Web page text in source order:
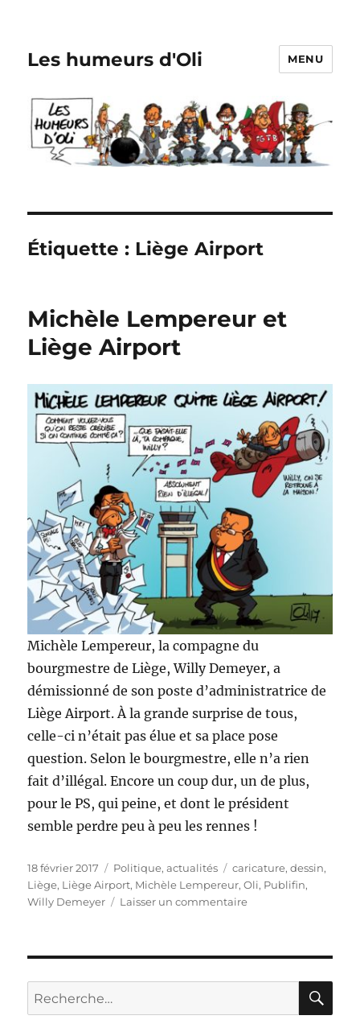
Les humeurs d'Oli MENU
Étiquette : Liège Airport
Michèle Lempereur et
Liège Airport
Michèle Lempereur, la compagne du
bourgmestre de Liège, Willy Demeyer, a
démissionné de son poste d’administratrice de
Liège Airport. À la grande surprise de tous,
celle-ci n’était pas élue et sa place pose
question. Selon le bourgmestre, elle n’a rien
fait d’illégal. Encore un coup dur, un de plus,
pour le PS, qui peine, et dont le président
semble perdre peu à peu les rennes !
Publié
le
18 février 2017 Catégories
Politique, actualités Étiquettes
caricature,dessin,
Liège, Liège Airport, Michèle Lempereur,Oli, Publifin,
Willy Demeyer
Laisser un commentairesur
Airport
Recherche
pour :